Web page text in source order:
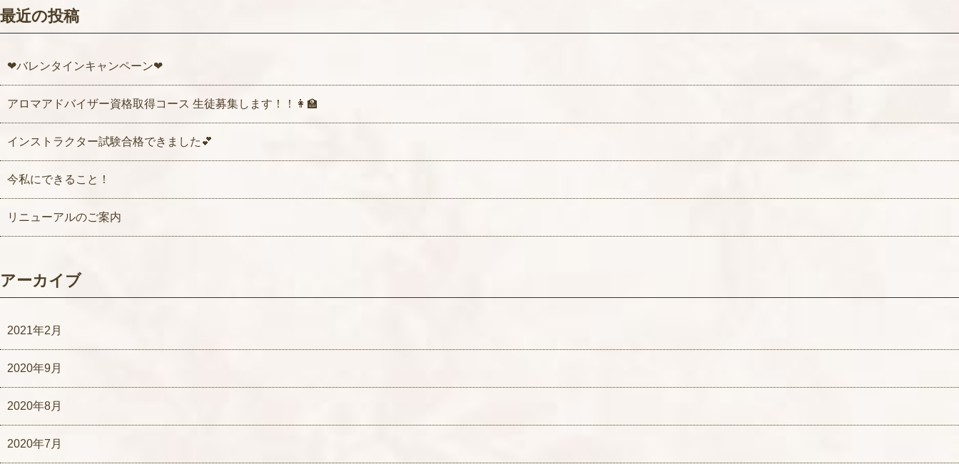
最近の投稿
❤バレンタインキャンペーン❤
アロマアドバイザー資格取得コース 生徒募集します！！👩‍🏫
インストラクター試験合格できました💕
今私にできること！
リニューアルのご案内
アーカイブ
2021年2月
2020年9月
2020年8月
2020年7月